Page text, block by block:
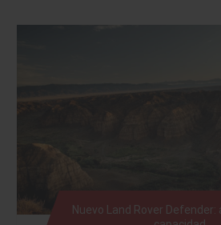
Nuevo Land Rover Defender: